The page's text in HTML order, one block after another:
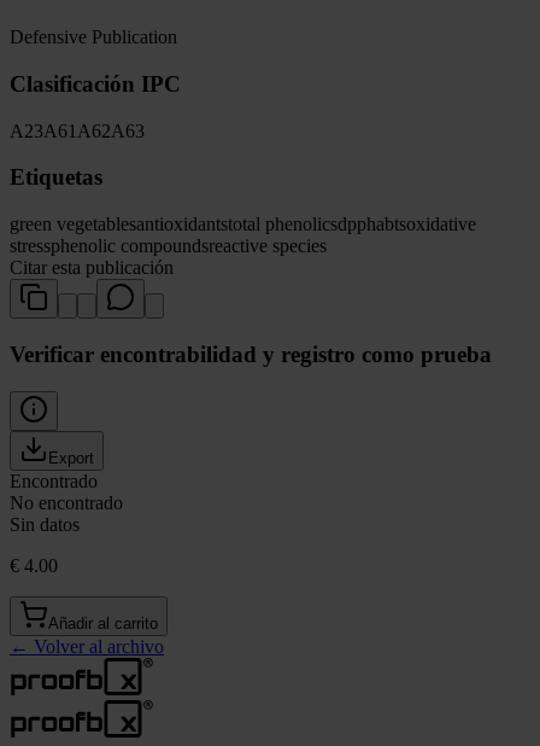
Defensive Publication
Clasificación IPC
A23A61 A62A63
Etiquetas
green vegetablesantioxidantstotal phenolicsdpphabtsoxidative
stressphenolic compoundsreactive species
Citar esta publicación
Verificar encontrabilidad y registro como prueba
Export
Encontrado
No encontrado
Sin datos
€ 4.00
Añadir al carrito
← Volver al archivo